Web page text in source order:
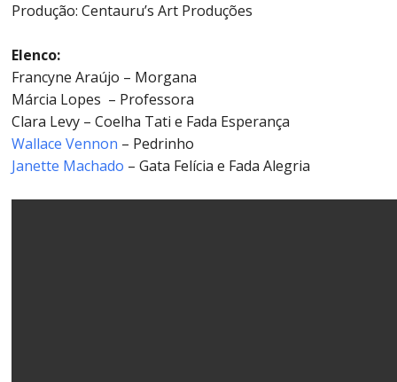
Produção: Centauru’s Art Produções
Elenco:
Francyne Araújo – Morgana
Márcia Lopes – Professora
Clara Levy – Coelha Tati e Fada Esperança
Wallace Vennon – Pedrinho
Janette Machado – Gata Felícia e Fada Alegria